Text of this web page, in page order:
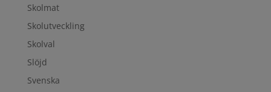
Skolmat
Skolutveckling
Skolval
Slöjd
Svenska